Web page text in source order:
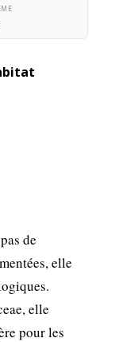
de
elle
elle
pour les